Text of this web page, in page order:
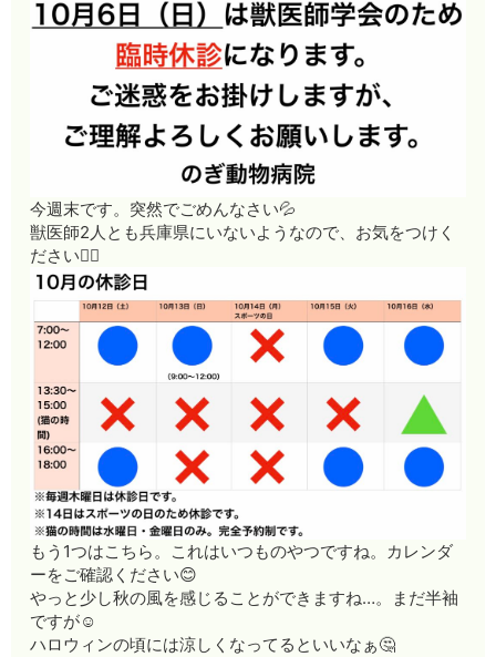
今週末です。突然でごめんなさい💦
獣医師2人とも兵庫県にいないようなので、お気をつけく
ださい🙇‍♀️
もう1つはこちら。これはいつものやつですね。カレンダ
ーをご確認ください😊
やっと少し秋の風を感じることができますね…。まだ半袖
ですが☺️
ハロウィンの頃には涼しくなってるといいなぁ🤔